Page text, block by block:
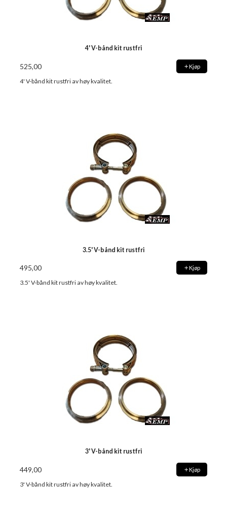
4' V-bånd kit rustfri
525,00 Kjøp
4' V-bånd kit rustfri av høy kvalitet.
3.5' V-bånd kit rustfri
495,00 Kjøp
3.5' V-bånd kit rustfri av høy kvalitet.
3' V-bånd kit rustfri
449,00 Kjøp
3' V-bånd kit rustfri av høy kvalitet.